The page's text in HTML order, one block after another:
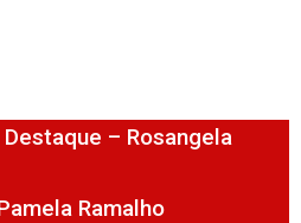
– Rosangela
Ramalho